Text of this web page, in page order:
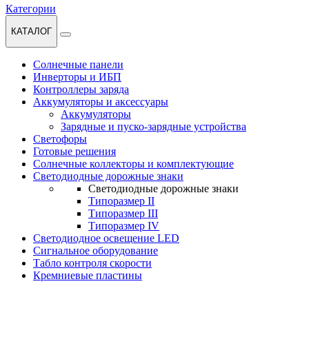
Категории
КАТАЛОГ
Солнечные панели
Инверторы и ИБП
Контроллеры заряда
Аккумуляторы и аксессуары
Аккумуляторы
Зарядные и пуско-зарядные устройства
Светофоры
Готовые решения
Солнечные коллекторы и комплектующие
Светодиодные дорожные знаки
Светодиодные дорожные знаки
Типоразмер II
Типоразмер III
Типоразмер IV
Светодиодное освещение LED
Сигнальное оборудование
Табло контроля скорости
Кремниевые пластины